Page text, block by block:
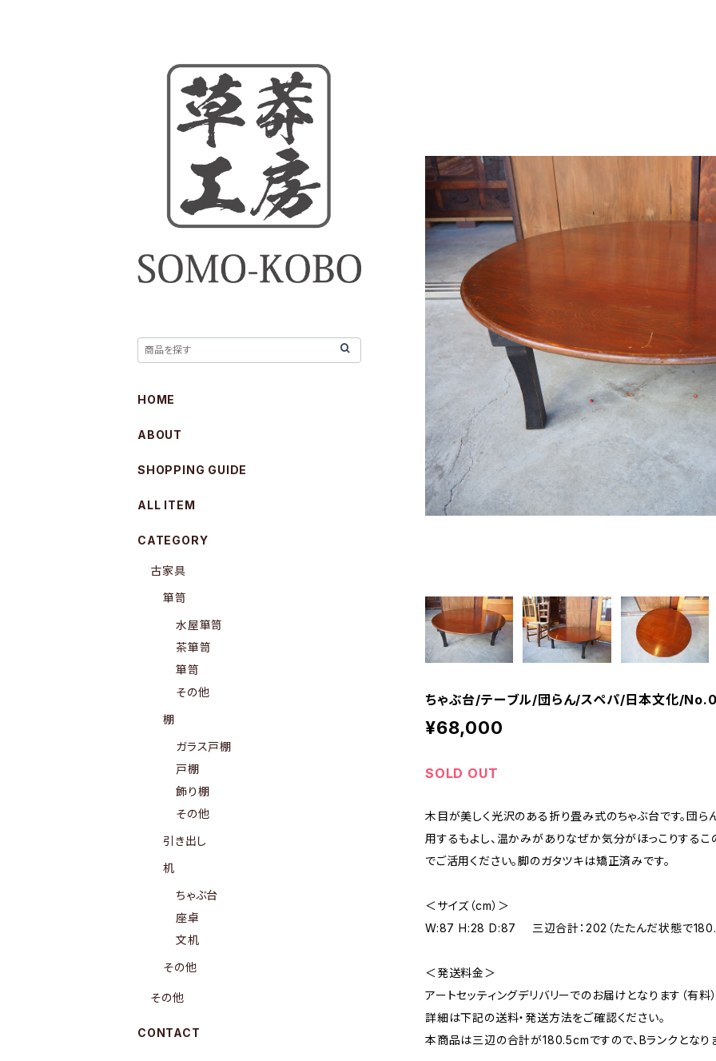
ちゃぶ台/テーブル/団らん/スペパ/日本文化/
¥68,000
SOLD OUT
木目が美しく光沢のある折り畳み式のちゃぶ台です。団ら
用するもよし、温かみがありなぜか気分がほっこりする
でご活用ください。脚のガタツキは矯正済みです。
＜サイズ（cm）＞
W:87 H:28 D:87 三辺合計：202（たたんだ状態で
＜発送料金＞
アートセッティングデリバリーでのお届けとなります（有料）
詳細は下記の送料・発送方法をご確認ください。
本商品は三辺の合計が180.5cmですので、Bランクとなり
HOME
ABOUT
SHOPPING GUIDE
ALL ITEM
CATEGORY
古家具
箪笥
水屋箪笥
茶箪笥
箪笥
その他
棚
ガラス戸棚
戸棚
飾り棚
その他
引き出し
机
ちゃぶ台
座卓
文机
その他
その他
CONTACT